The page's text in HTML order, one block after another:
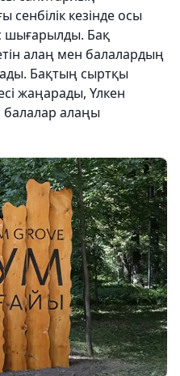
сенбілік кезінде осы
шығарылды. Бақ
алаң мен балалардың
Бақтың сыртқы
жаңарады, Үлкен
алаңы